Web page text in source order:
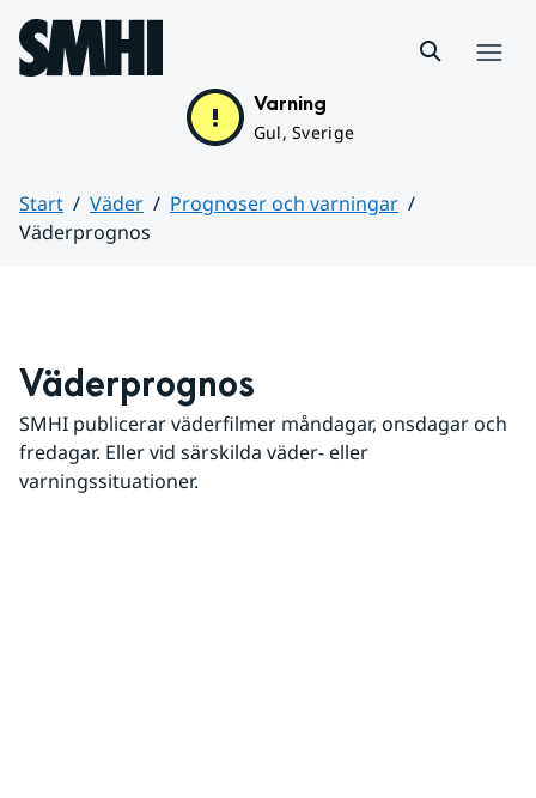
Hoppa till sidans innehåll
Varning
Gul, Sverige
Start Väder
Prognoser och varningar
Väderprognos
Väderprognos
SMHI publicerar väderfilmer måndagar, onsdagar och
fredagar. Eller vid särskilda väder- eller
varningssituationer.